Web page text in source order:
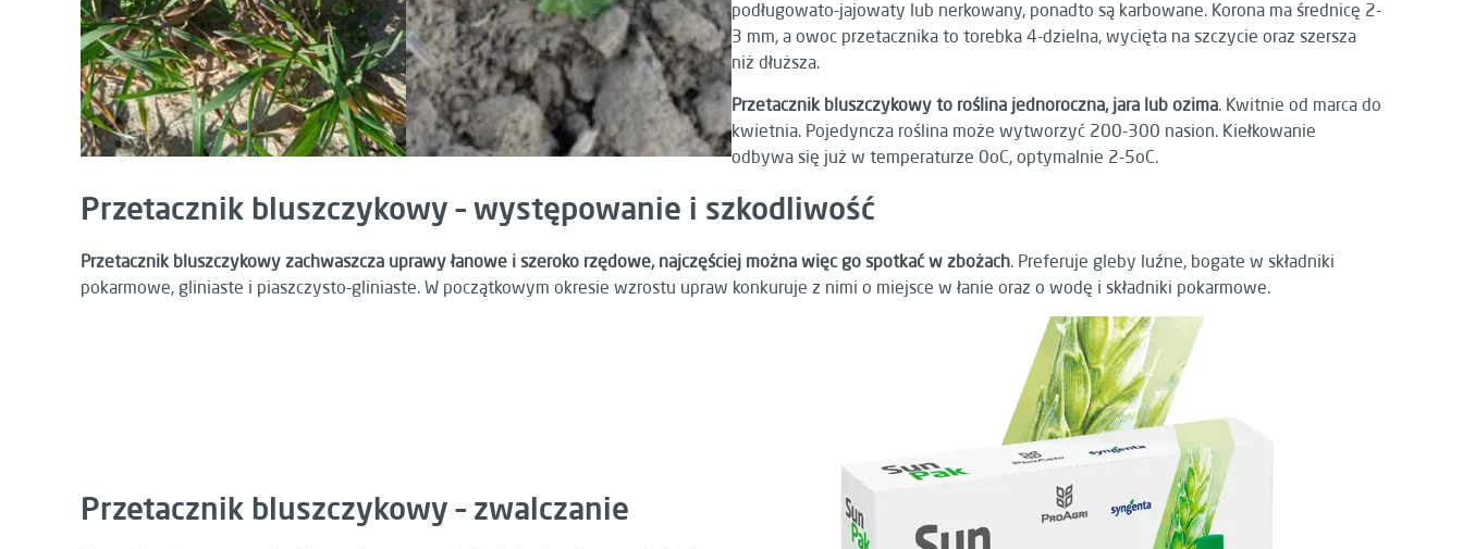
podługowato-jajowaty lub nerkowany, ponadto są karbowane. Korona ma średnicę 2-
3 mm, a owoc przetacznika to torebka 4-dzielna, wycięta na szczycie oraz szersza
niż dłuższa.
Przetacznik bluszczykowy to roślina jednoroczna, jara lub ozima. Kwitnie od marca do
kwietnia. Pojedyncza roślina może wytworzyć 200-300 nasion. Kiełkowanie
odbywa się już w temperaturze 0oC, optymalnie 2-5oC.
Przetacznik bluszczykowy – występowanie i szkodliwość
Przetacznik bluszczykowy zachwaszcza uprawy łanowe i szeroko rzędowe, najczęściej można więc go spotkać w zbożach. Preferuje gleby luźne, bogate w składniki
pokarmowe, gliniaste i piaszczysto-gliniaste. W początkowym okresie wzrostu upraw konkuruje z nimi o miejsce w łanie oraz o wodę i składniki pokarmowe.
Przetacznik bluszczykowy – zwalczanie